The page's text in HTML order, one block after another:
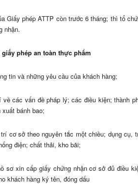
Giấy phép ATTP còn trước 6 tháng; thì tổ
nhận.
phép an toàn thực phẩm
tin và những yêu cầu của khách hàng;
các vấn đề pháp lý; các điều kiện; thành
bánh bao;
cơ sở theo nguyên tắc một chiều; dụng cụ,
điện; chất thải, kho bãi;
sơ xin cấp giấy chứng nhận cơ sở đủ điều
khách hàng ký tên, đóng dấu